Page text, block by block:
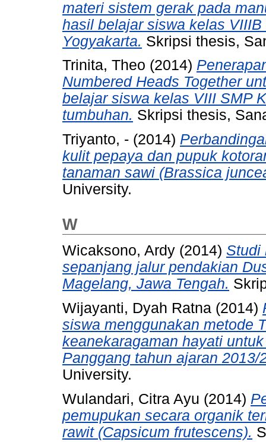
materi sistem gerak pada
hasil belajar siswa kelas
Yogyakarta. Skripsi thesis,
Trinita, Theo (2014)
Numbered Heads Together
belajar siswa kelas VIII SMP
tumbuhan. Skripsi thesis,
Triyanto, - (2014)
kulit pepaya dan pupuk
tanaman sawi (Brassica
University.
W
Wicaksono, Ardy (2014) Studi
sepanjang jalur pendakian
Magelang, Jawa Tengah.
Wijayanti, Dyah Ratna (2014)
siswa menggunakan metode
keanekaragaman hayati
Panggang tahun ajaran 2013/
University.
Wulandari, Citra Ayu (2014)
pemupukan secara organik
rawit (Capsicum frutescens).